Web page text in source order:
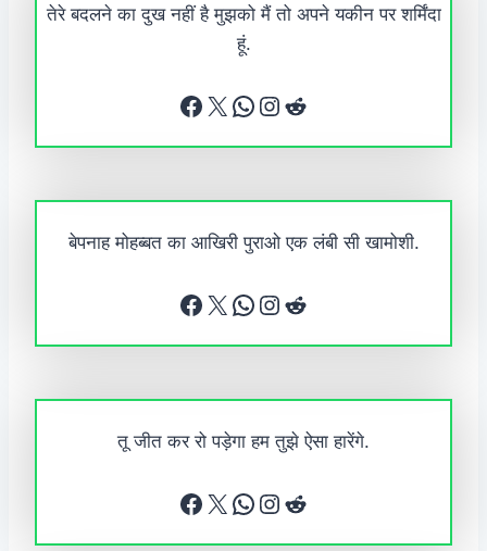
तेरे बदलने का दुख नहीं है मुझको मैं तो अपने यकीन पर शर्मिंदा
हूं.
Facebook X WhatsApp Instagram Reddit
बेपनाह मोहब्बत का आखिरी पुराओ एक लंबी सी खामोशी.
Facebook X WhatsApp Instagram Reddit
तू जीत कर रो पड़ेगा हम तुझे ऐसा हारेंगे.
Facebook X WhatsApp Instagram Reddit